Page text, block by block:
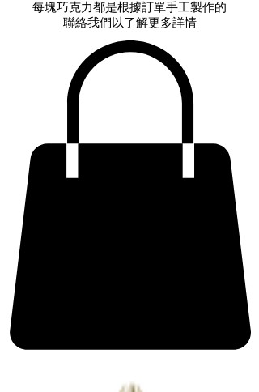
每塊巧克力都是根據訂單手工製作的
聯絡我們以了解更多詳情